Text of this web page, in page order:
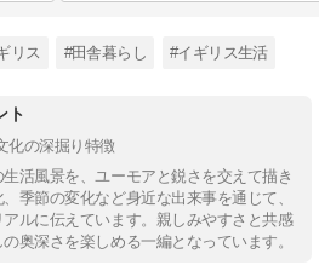
リス #田舎暮らし #イギリス生活
ト
化の深掘り特徴
活風景を、ユーモアと鋭さを交えて描き
季節の変化など身近な出来事を通じて、
ルに伝えています。親しみやすさと共感
奥深さを楽しめる一編となっています。